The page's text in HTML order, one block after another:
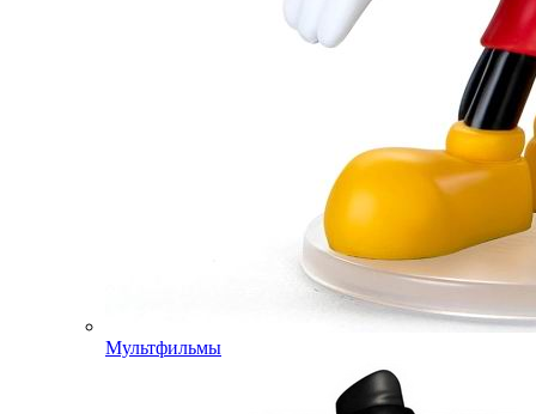
Мультфильмы